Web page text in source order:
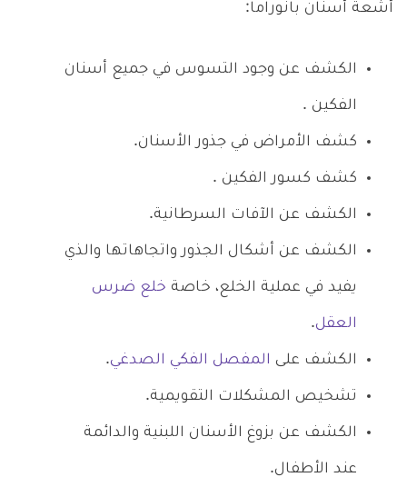
أشعة أسنان بانوراما:
الكشف عن وجود التسوس في جميع أسنان
الفكين .
كشف الأمراض في جذور الأسنان.
كشف كسور الفكين .
الكشف عن الآفات السرطانية.
الكشف عن أشكال الجذور واتجاهاتها والذي
يفيد في عملية الخلع، خاصة خلع ضرس
العقل.
الكشف على المفصل الفكي الصدغي.
تشخيص المشكلات التقويمية.
الكشف عن بزوغ الأسنان اللبنية والدائمة
عند الأطفال.